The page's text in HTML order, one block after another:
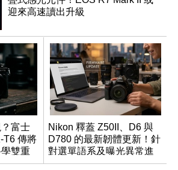
迎來高速讀出升級
富士
T6 傳將
雙重
Nikon 釋蓋 Z50II、D6 與
D780 的最新韌體更新！針
對選單語系及曝光異常進
行修復